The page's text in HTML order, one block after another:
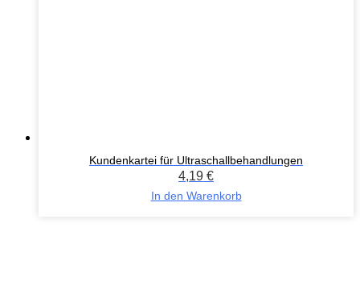
Kundenkartei für Ultraschallbehandlungen
4,19 €
In den Warenkorb